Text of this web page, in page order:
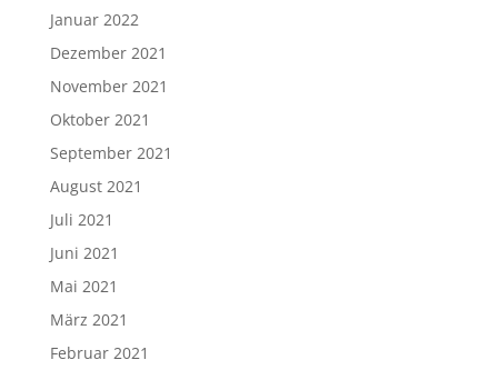
Januar 2022
Dezember 2021
November 2021
Oktober 2021
September 2021
August 2021
Juli 2021
Juni 2021
Mai 2021
März 2021
Februar 2021